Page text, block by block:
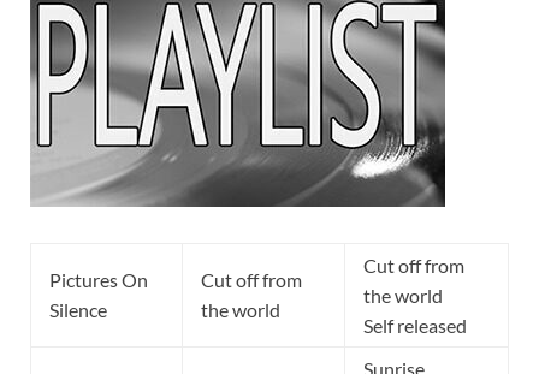
Pictures On
Silence
Cut off from
the world
Cut off from
the world
Self released
Sunrise